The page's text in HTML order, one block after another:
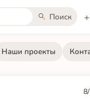
Поиск
Наши проекты